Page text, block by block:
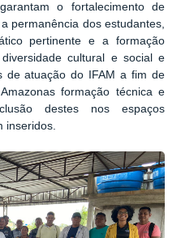
o fortalecimento de
permanência dos estudantes,
pertinente e a formação
cultural e social e
de atuação do IFAM a fim de
formação técnica e
destes nos espaços
inseridos.